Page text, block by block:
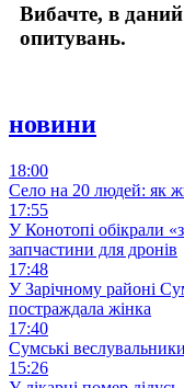
Вибачте, в
опитувань.
новини
18:00
Село на 20 людей: як
17:55
У Конотопі обікрали
запчастини для дронів
17:48
У Зарічному районі
постраждала жінка
17:40
Сумські
15:26